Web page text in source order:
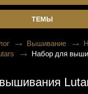
ТЕМЫ
Вышивание
Набор для